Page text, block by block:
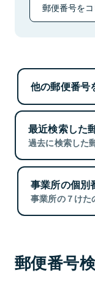
郵便番号を
他の郵便番号
最近検索した
過去に検索した
事業所の個別
事業所の７けた
郵便番号